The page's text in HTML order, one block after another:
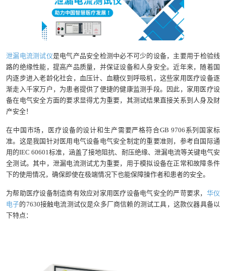
泄漏电流测试仪是电气产品安全检测中必不可少的设备，主要用于‌检验线
路的绝缘性能，提高产品质量，并保证设备和人身安全。近年来，随着国
内逐步进入老龄化社会，血压计、血糖仪到呼吸机，这些家用医疗设备逐
渐走入千家万户，为患者提供了便捷的健康监测手段。因此，家用医疗设
备在电气安全方面的要求显得尤为重要，其测试结果直接关系到人身及财
产安全！
在中国市场，医疗设备的设计和生产需要严格符合GB 9706系列国家标
准。这是我国针对医用电气设备电气安全制定的重要准则，参考自国际通
用的IEC 60601标准，涵盖了接地阻抗、耐压绝缘、泄漏电流等关键电气安
全测试。其中，泄漏电流测试尤为重要，用于模拟设备在正常和故障条件
下的使用情况，确保即使在极端情况下也能保障操作者和患者的安全。
为帮助医疗设备制造商有效应对家用医疗设备电气安全的严苛要求， 华仪
电子的7630接触电流测试仪是众多厂商信赖的测试工具，这款仪器具备以
下特点：